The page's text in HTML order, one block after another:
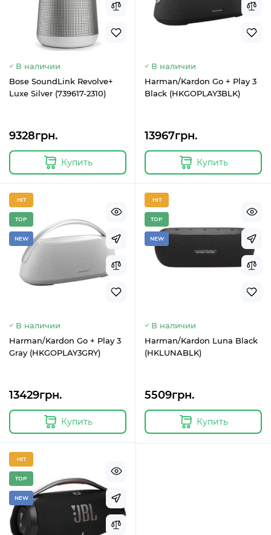
В наличии
Bose SoundLink Revolve+
Luxe Silver (739617-2310)
9328грн.
Купить
В наличии
Harman/Kardon Go + Play 3
Black (HKGOPLAY3BLK)
13967грн.
Купить
HIT
TOP
NEW
В наличии
Harman/Kardon Go + Play 3
Gray (HKGOPLAY3GRY)
13429грн.
Купить
HIT
TOP
NEW
В наличии
Harman/Kardon Luna Black
(HKLUNABLK)
5509грн.
Купить
HIT
TOP
NEW